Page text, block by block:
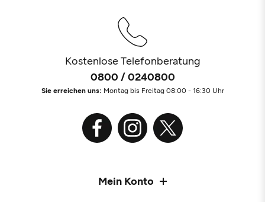
Kostenlose Telefonberatung
0800 / 0240800
Sie erreichen uns: Montag bis Freitag 08:00 - 16:30 Uhr
Mein Konto